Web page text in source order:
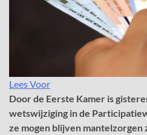
Lees Voor
Door de Eerste Kamer is
wetswijziging in de
ze mogen blijven mantelzorgen